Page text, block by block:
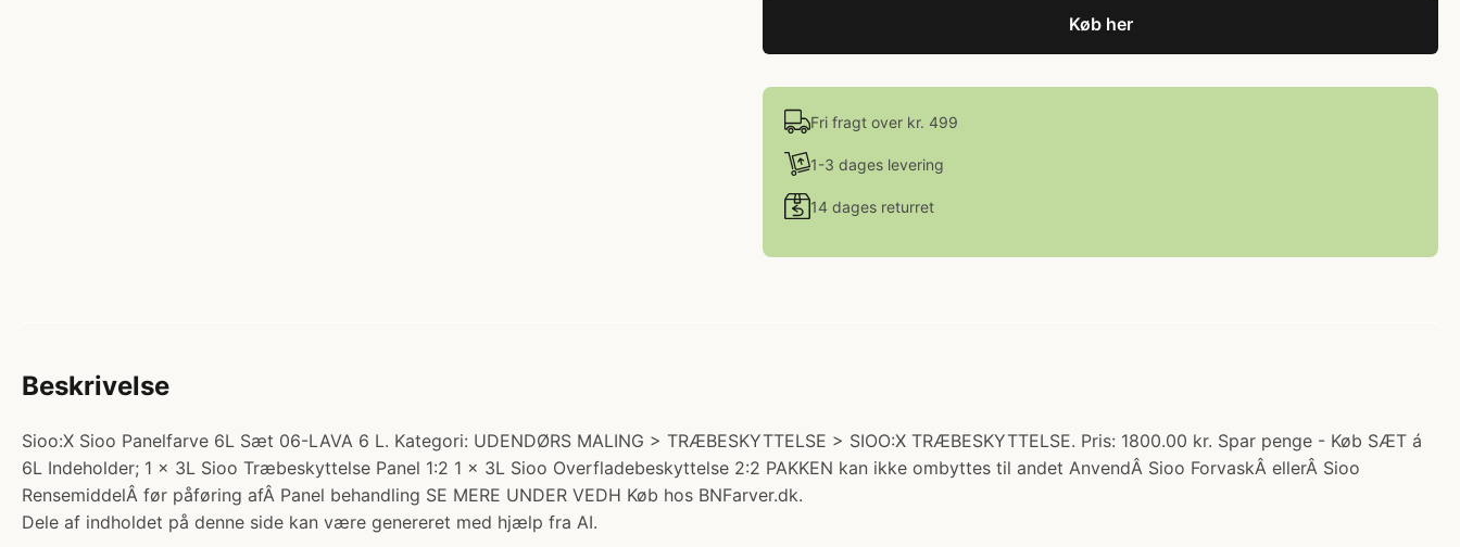
Køb her
Fri fragt over kr. 499
1-3 dages levering
14 dages returret
Beskrivelse
Sioo:X Sioo Panelfarve 6L Sæt 06-LAVA 6 L. Kategori: UDENDØRS MALING > TRÆBESKYTTELSE > SIOO:X TRÆBESKYTTELSE. Pris: 1800.00 kr. Spar penge - Køb SÆT á
6L Indeholder; 1 x 3L Sioo Træbeskyttelse Panel 1:2 1 x 3L Sioo Overfladebeskyttelse 2:2 PAKKEN kan ikke ombyttes til andet AnvendÂ Sioo ForvaskÂ ellerÂ Sioo
RensemiddelÂ før påføring afÂ Panel behandling SE MERE UNDER VEDH Køb hos BNFarver.dk.
Dele af indholdet på denne side kan være genereret med hjælp fra AI.